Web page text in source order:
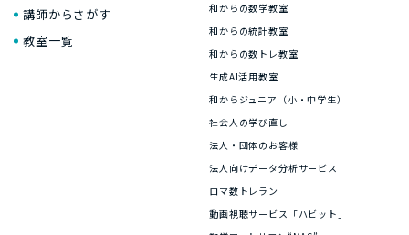
講師からさがす
教室一覧
和からの数学教室
和からの統計教室
和からの数トレ教室
生成AI活用教室
和からジュニア（小・中学生）
社会人の学び直し
法人・団体のお客様
法人向けデータ分析サービス
ロマ数トレラン
動画視聴サービス「ハビット」